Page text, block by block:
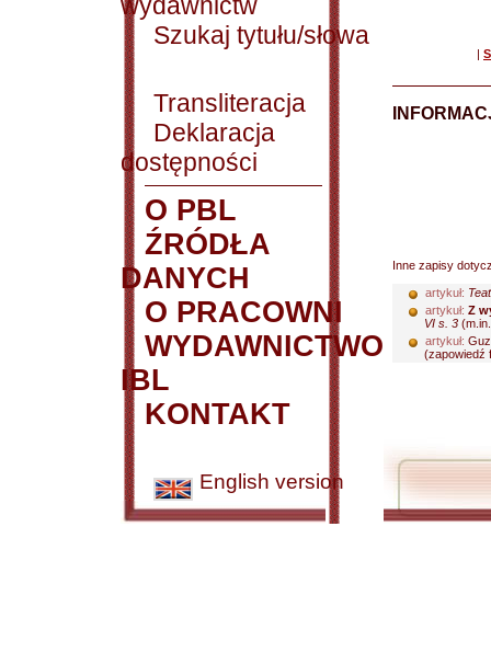
Szukaj tytułu/słowa
Transliteracja
Deklaracja
dostępności
O PBL
ŹRÓDŁA
DANYCH
O PRACOWNI
WYDAWNICTWO
IBL
KONTAKT
English version
|
Inne zapisy
artykuł:
artykuł: Z
VI s. 3
artykuł:
(zapowiedź